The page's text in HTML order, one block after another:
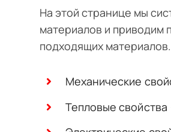
На этой странице мы
материалов и приводим
подходящих материалов.
Механические
Тепловые